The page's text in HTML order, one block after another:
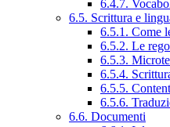
6.4.7.
6.5. Scrittura e
6.5.1. Come
6.5.2. Le
6.5.3.
6.5.4.
6.5.5.
6.5.6.
6.6. Documenti